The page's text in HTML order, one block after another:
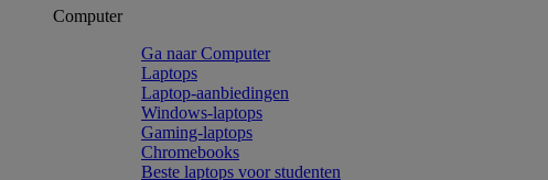
Computer
Ga naar Computer
Laptops
Laptop-aanbiedingen
Windows-laptops
Gaming-laptops
Chromebooks
Beste laptops voor studenten